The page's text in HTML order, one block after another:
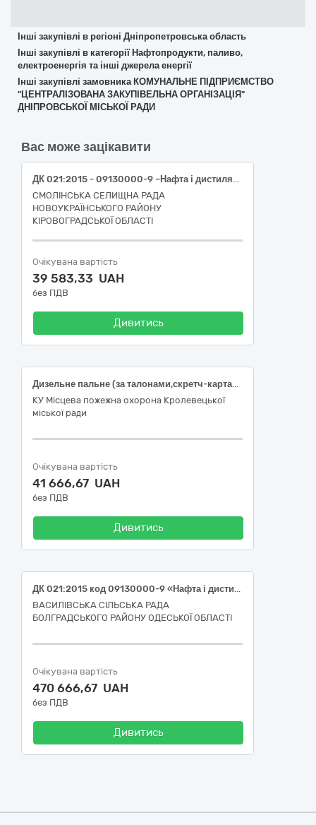
Інші закупівлі в регіоні Дніпропетровська область
Інші закупівлі в категорії Нафтопродукти, паливо,
електроенергія та інші джерела енергії
Інші закупівлі замовника КОМУНАЛЬНЕ ПІДПРИЄМСТВО
"ЦЕНТРАЛІЗОВАНА ЗАКУПІВЕЛЬНА ОРГАНІЗАЦІЯ"
ДНІПРОВСЬКОЇ МІСЬКОЇ РАДИ
Вас може зацікавити
ДК 021:2015 - 09130000-9 –Нафта і дистиляти ((Бензин А-95 з рівнем екологічної безпеки Євро 5)
СМОЛІНСЬКА СЕЛИЩНА РАДА
НОВОУКРАЇНСЬКОГО РАЙОНУ
КІРОВОГРАДСЬКОЇ ОБЛАСТІ
Очікувана вартість
39 583,33 UAH
без ПДВ
Дивитись
Дизельне пальне (за талонами,скретч-картами або картами)
КУ Місцева пожежна охорона Кролевецької
міської ради
Очікувана вартість
41 666,67 UAH
без ПДВ
Дивитись
ДК 021:2015 код 09130000-9 «Нафта і дистиляти» (Бензин А-95 Євро5-Е10 ДК 021:2015: 09132000-3; Паливо дизельне ДП-Євро5-В0 ДК 021:2015: 09134200-9)
ВАСИЛІВСЬКА СІЛЬСЬКА РАДА
БОЛГРАДСЬКОГО РАЙОНУ ОДЕСЬКОЇ ОБЛАСТІ
Очікувана вартість
470 666,67 UAH
без ПДВ
Дивитись